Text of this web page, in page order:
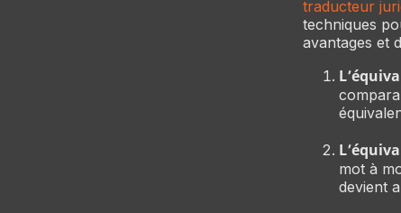
traducteur
techniques
avantages et
mot à
devient